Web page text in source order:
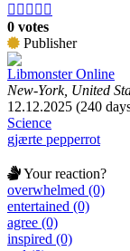
    
0 votes
Publisher
Libmonster Online
New-York, United
12.12.2025 (240
Science
gjærte pepperrot
Your reaction?
overwhelmed (0)
entertained (0)
agree (0)
inspired (0)